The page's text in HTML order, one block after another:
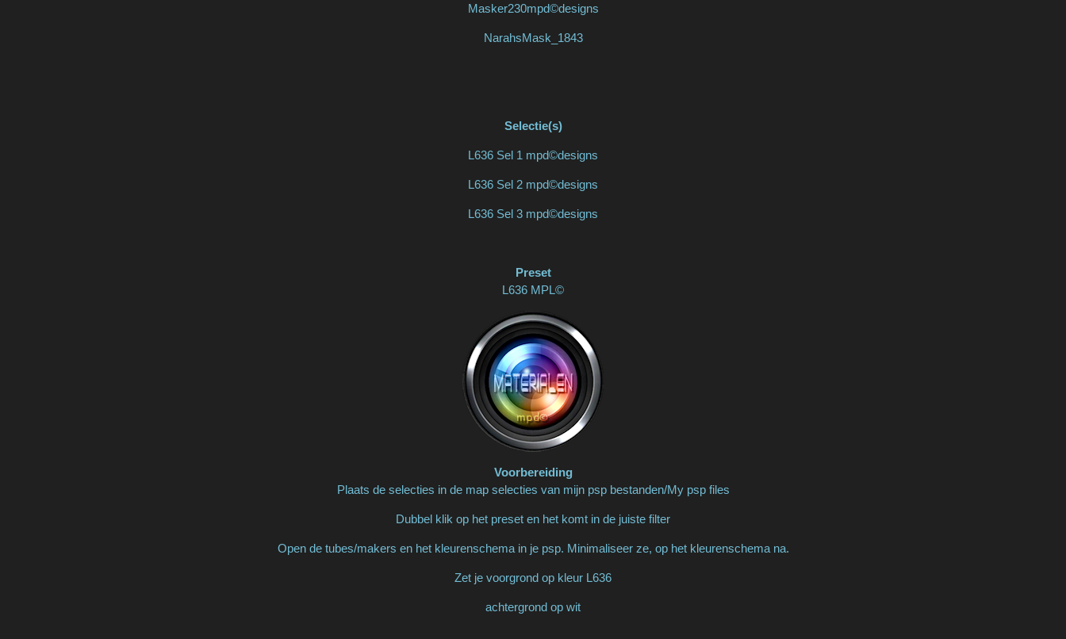
Masker230mpd©designs
NarahsMask_1843
Selectie(s)
L636 Sel 1 mpd©designs
L636 Sel 2 mpd©designs
L636 Sel 3 mpd©designs
Preset
L636 MPL©
Voorbereiding
Plaats de selecties in de map selecties van mijn psp bestanden/My psp files
Dubbel klik op het preset en het komt in de juiste filter
Open de tubes/makers en het kleurenschema in je psp. Minimaliseer ze, op het kleurenschema na.
Zet je voorgrond op kleur L636
achtergrond op wit